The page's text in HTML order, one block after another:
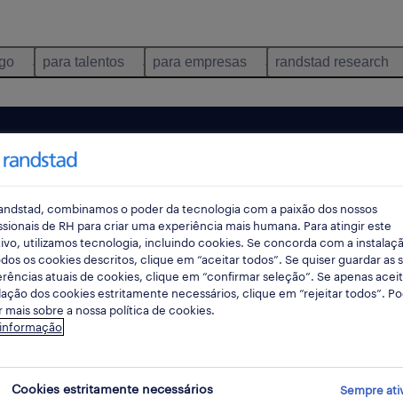
para talentos para empresas randstad research
resultados para a sua pesquisa.
combinamos o poder da tecnologia com a paixão dos nossos
de RH para criar uma experiência mais humana. Para atingir este
utilizamos tecnologia, incluindo cookies. Se concorda com a
os cookies descritos, clique em “aceitar todos”. Se quiser guardar as
atuais de cookies, clique em “confirmar seleção”. Se apenas
dos cookies estritamente necessários, clique em “rejeitar todos”.
mais sobre a nossa política de cookies.
Cookies estritamente necessários Sempre